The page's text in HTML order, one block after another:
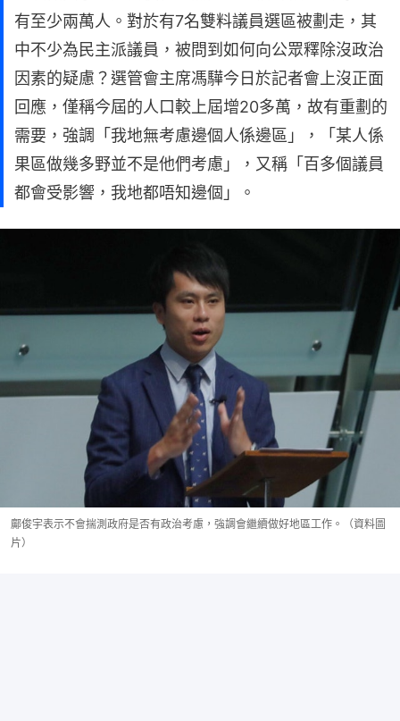
有至少兩萬人。對於有7名雙料議員選區被劃走，其
中不少為民主派議員，被問到如何向公眾釋除沒政治
因素的疑慮？選管會主席馮驊今日於記者會上沒正面
回應，僅稱今屆的人口較上屆增20多萬，故有重劃的
需要，強調「我地無考慮邊個人係邊區」，「某人係
果區做幾多野並不是他們考慮」，又稱「百多個議員
都會受影響，我地都唔知邊個」。
鄺俊宇表示不會揣測政府是否有政治考慮，強調會繼續做好地區工作。（資料圖
片）